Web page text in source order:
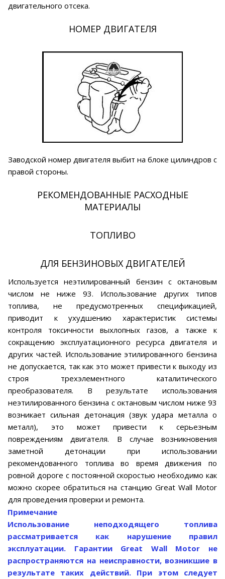
двигательного отсека.
НОМЕР ДВИГАТЕЛЯ
Заводской номер двигателя выбит на блоке цилиндров с
правой стороны.
РЕКОМЕНДОВАННЫЕ РАСХОДНЫЕ
МАТЕРИАЛЫ
ТОПЛИВО
ДЛЯ БЕНЗИНОВЫХ ДВИГАТЕЛЕЙ
Используется неэтилированный бензин с октановым
числом не ниже 93. Использование других типов
топлива, не предусмотренных спецификацией,
приводит к ухудшению характеристик системы
контроля токсичности выхлопных газов, а также к
сокращению эксплуатационного ресурса двигателя и
других частей. Использование этилированного бензина
не допускается, так как это может привести к выходу из
строя трехэлементного каталитического
преобразователя. В результате использования
неэтилированного бензина с октановым числом ниже 93
возникает сильная детонация (звук удара металла о
металл), это может привести к серьезным
повреждениям двигателя. В случае возникновения
заметной детонации при использовании
рекомендованного топлива во время движения по
ровной дороге с постоянной скоростью необходимо как
можно скорее обратиться на станцию Great Wall Motor
для проведения проверки и ремонта.
Примечание
Использование неподходящего топлива
рассматривается как нарушение правил
эксплуатации. Гарантии Great Wall Motor не
распространяются на неисправности, возникшие в
результате таких действий. При этом следует